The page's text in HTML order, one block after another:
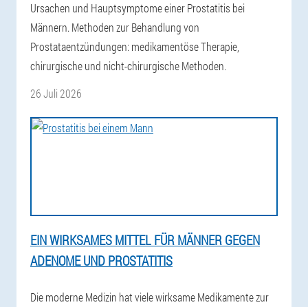
Ursachen und Hauptsymptome einer Prostatitis bei
Männern. Methoden zur Behandlung von
Prostataentzündungen: medikamentöse Therapie,
chirurgische und nicht-chirurgische Methoden.
26 Juli 2026
EIN WIRKSAMES MITTEL FÜR MÄNNER GEGEN
ADENOME UND PROSTATITIS
Die moderne Medizin hat viele wirksame Medikamente zur